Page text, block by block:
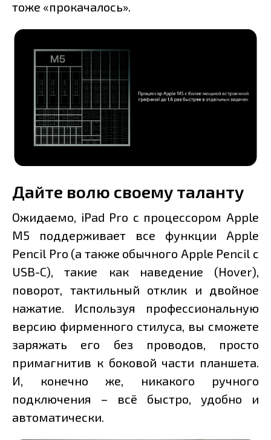
тоже «прокачалось».
Дайте волю своему таланту
Ожидаемо, iPad Pro с процессором Apple
M5 поддерживает все функции Apple
Pencil Pro (а также обычного Apple Pencil с
USB-C), такие как наведение (Hover),
поворот, тактильный отклик и двойное
нажатие. Используя профессиональную
версию фирменного стилуса, вы сможете
заряжать его без проводов, просто
примагнитив к боковой части планшета.
И, конечно же, никакого ручного
подключения – всё быстро, удобно и
автоматически.